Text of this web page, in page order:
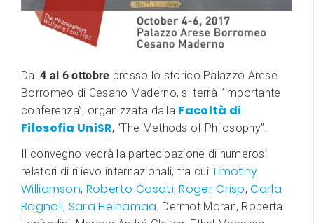
Dal4 al 6 ottobre presso lo storico Palazzo Arese
Borromeo di Cesano Maderno, si terrà l’importante
conferenza”, organizzata dalla Facoltà di
Filosofia UniSR, “The Methods of Philosophy”.
Il convegno vedrà la partecipazione di numerosi
relatori di rilievo internazionali, tra cuiTimothy
Williamson, Roberto Casati,Roger Crisp,Carla
Bagnoli, Sara Heinämaa, Dermot Moran, Roberta